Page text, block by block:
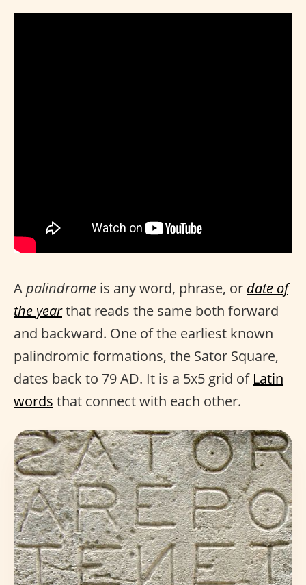
Apalindrome is any word, phrase, or date of
the yearthat reads the same both forward
and backward. One of the earliest known
palindromic formations, the Sator Square,
dates back to 79 AD. It is a 5x5 grid of Latin
words that connect with each other.